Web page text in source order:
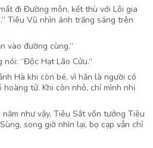
đi Đường môn, kết thù với Lôi gia
Tiêu Vũ nhìn ánh trăng sáng trên
vào đường cùng.”
“Độc Hạt Lão Cửu.”
Hà khi còn bé, vì hắn là người có
tử. Khi còn nhỏ, chỉ mình nhị
như vậy, Tiêu Sắt vốn tưởng Tiêu
song giờ nhìn lại, bọ cạp vẫn chỉ